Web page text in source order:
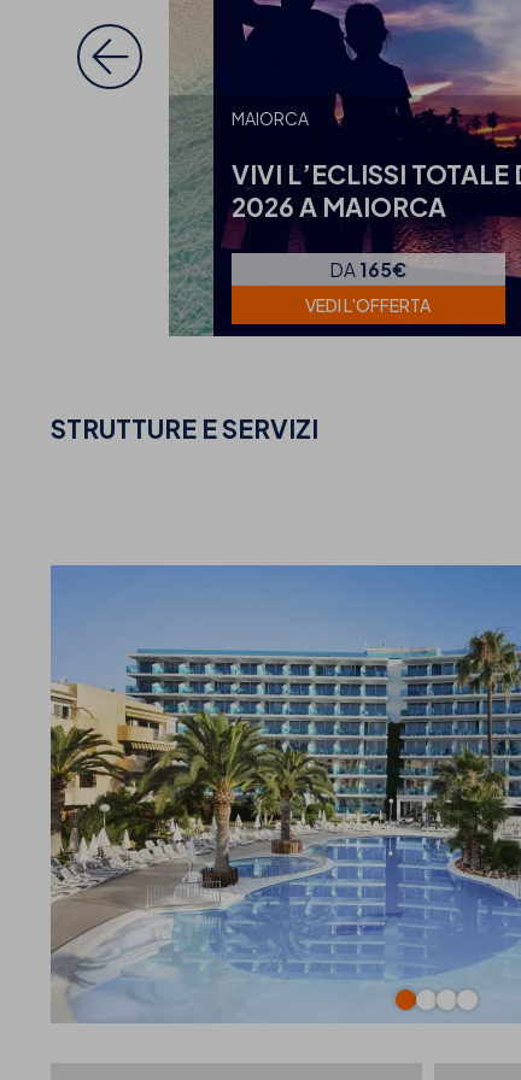
MAIORCA
VIVI L’ECLISSI TOTALE
2026 A MAIORCA
DA 165€
VEDI L'OFFERTA
STRUTTURE E SERVIZI